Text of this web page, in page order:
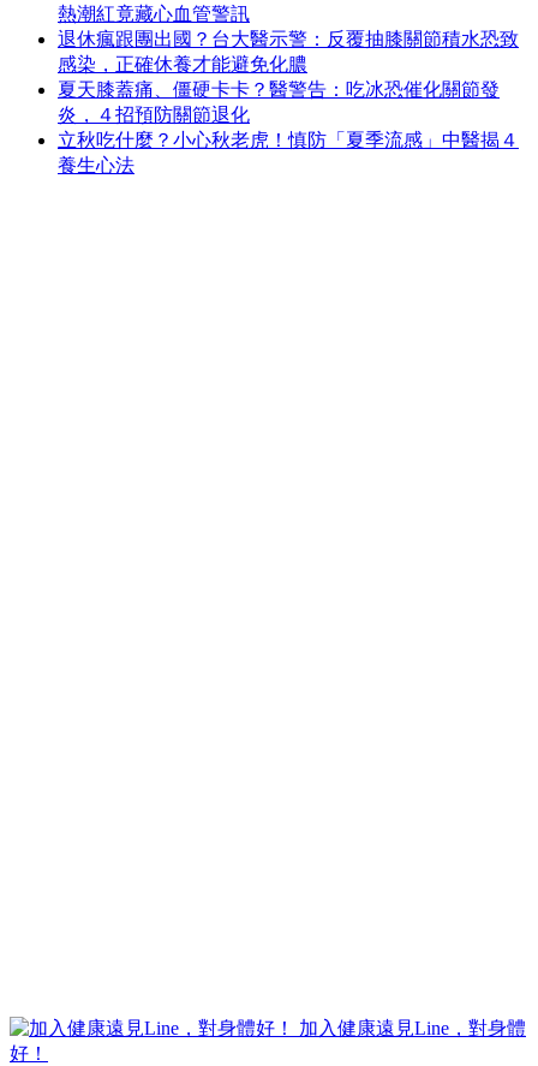
熱潮紅竟藏心血管警訊
退休瘋跟團出國？台大醫示警：反覆抽膝關節積水恐致
感染，正確休養才能避免化膿
夏天膝蓋痛、僵硬卡卡？醫警告：吃冰恐催化關節發
炎，４招預防關節退化
立秋吃什麼？小心秋老虎！慎防「夏季流感」中醫揭４
養生心法
加入健康遠見Line，對身體
好！